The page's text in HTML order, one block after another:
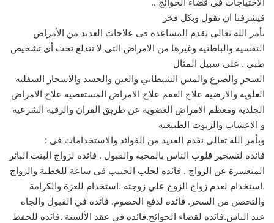
فيشرفنا ان نقول وبكل فخر
بأمر الله تعالى نقدم المساعده فى علاجات العديد من الأمراض
النفسيه والباطنيه وغيرها من الامراض التى لا تندلع تحت أى تشخيص
طبي . على سبيل المثال
السحر والصرع والمس الشيطاني والعين والحسد والاسحار السفليه
العلويه والارضيه علاج العقم علاج الامراض المستعصيه علاج الامراض
الجلديه ومعظم الامراض العضويه عن طريق القران والرقيه الشرعيه
و الاعشاب والزيوت الطبيعيه
وبأمر الله تعالى نقدم العديد من الفوائد والاستخدامات فى :
فائده لتسخير قلوب الناس بالمحبة والقبول . فائده لزواج البنت البائر
المتعسرة عن الزواج . فائده لجلب الحبيب في ساعة للخطبة والزواج
.استخدام لعدم زواج الزوج علي زوجته .استخدام للعزة والكرامة
والتحصن من السحر. فائده لدفع الخصوم. فائده في القبول والجاه
عند الناس.فائده لقضاء الحوائج.فائده في عقد الألسنة .فائده للحفظ